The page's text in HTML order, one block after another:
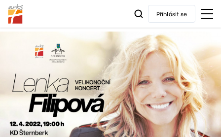
Přihlásit se